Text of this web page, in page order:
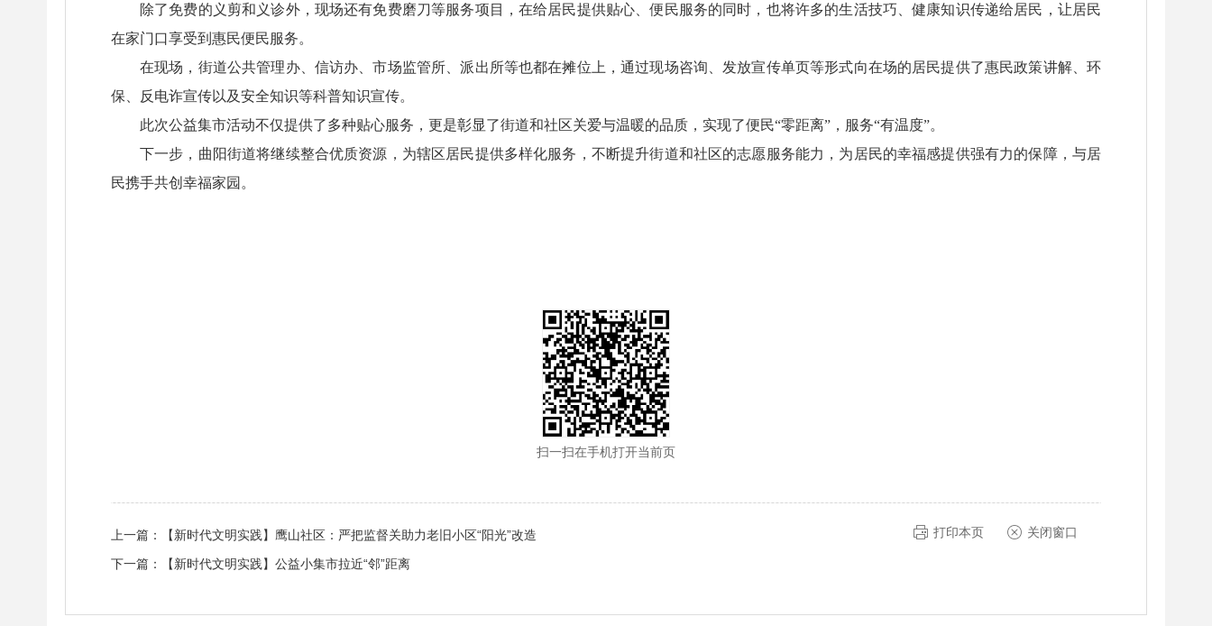
除了免费的义剪和义诊外，现场还有免费磨刀等服务项目，在给居民提供贴心、便民服务的同时，也将许多的生活技巧、健康知识传递给居民，让居民
在家门口享受到惠民便民服务。
在现场，街道公共管理办、信访办、市场监管所、派出所等也都在摊位上，通过现场咨询、发放宣传单页等形式向在场的居民提供了惠民政策讲解、环
保、反电诈宣传以及安全知识等科普知识宣传。
此次公益集市活动不仅提供了多种贴心服务，更是彰显了街道和社区关爱与温暖的品质，实现了便民“零距离”，服务“有温度”。
下一步，曲阳街道将继续整合优质资源，为辖区居民提供多样化服务，不断提升街道和社区的志愿服务能力，为居民的幸福感提供强有力的保障，与居
民携手共创幸福家园。
扫一扫在手机打开当前页
打印本页 关闭窗口
上一篇：
【新时代文明实践】鹰山社区：严把监督关助力老旧小区“阳光”改造
下一篇：
【新时代文明实践】公益小集市拉近“邻”距离